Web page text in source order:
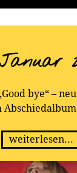
Januar
bye“ –
Abschiedalbum
weiterlesen...